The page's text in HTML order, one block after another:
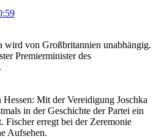
von Großbritannien unabhängig.
Premierminister des
Mit der Vereidigung Joschka
in der Geschichte der Partei ein
Fischer erregt bei der Zeremonie
Aufsehen.